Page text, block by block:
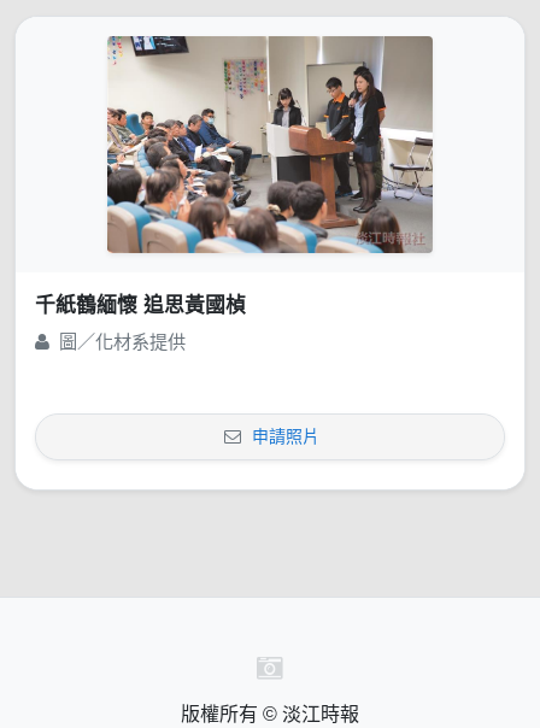
千紙鶴緬懷 追思黃國楨
圖／化材系提供
申請照片
版權所有 © 淡江時報